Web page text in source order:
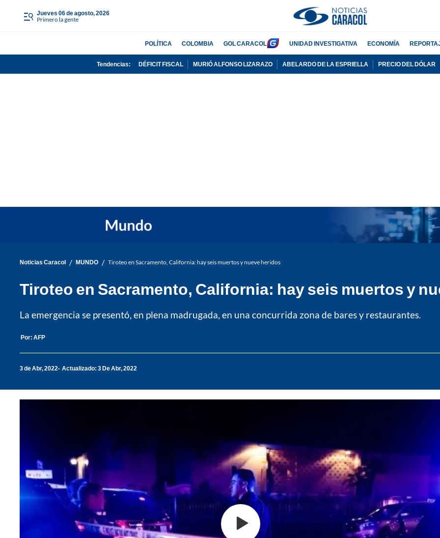
jueves 06 de agosto, 2026
Primero la gente
POLÍTICA COLOMBIA GOL CARACOL UNIDAD INVESTIGATIVA ECONOMÍA
Tendencias: DÉFICIT FISCAL MURIÓ ALFONSO LIZARAZO ABELARDO DE LA ESPRIELLA PRECIO DEL DÓLAR
Noticias Caracol / MUNDO / Tiroteo en Sacramento, California: hay seis muertos y nueve heridos
Tiroteo en Sacramento, California: hay seis muertos y
La emergencia se presentó, en plena madrugada, en una concurrida zona de bares y restaurantes.
Por: AFP
3 de Abr, 2022 Actualizado: 3 De Abr, 2022